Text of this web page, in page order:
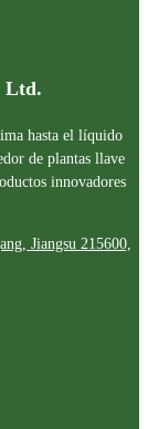
Ltd.
hasta el líquido
de plantas llave
innovadores
Jiangsu 215600,